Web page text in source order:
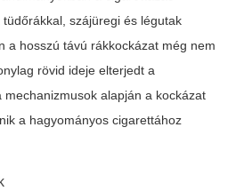
szájüregi és légutak
a hosszú távú rákkockázat még nem
rövid ideje elterjedt a
alapján a kockázat
a hagyományos cigarettához